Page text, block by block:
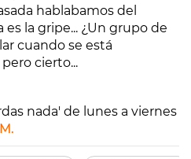
hablabamos del
la gripe... ¿Un grupo de
cuando se está
cierto...
nada' de lunes a viernes